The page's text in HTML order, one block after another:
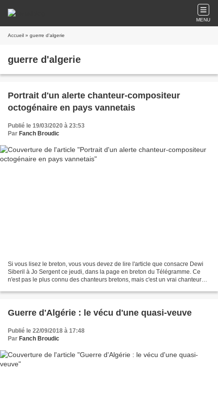
MENU
Accueil » guerre d'algerie
guerre d'algerie
Portrait d'un alerte chanteur-compositeur
octogénaire en pays vannetais
Publié le 19/03/2020 à 23:53
Par Fanch Broudic
Si vous lisez le breton, vous vous devez de lire l'article que consacre Dewi
Siberil à Jo Sergent ce jeudi, dans la page en breton du Télégramme. Ce
n'est pas le plus connu des chanteurs bretons, mais c'est un vrai chanteur
Guerre d'Algérie : le vécu d'une quasi-veuve
Publié le 22/09/2018 à 17:48
Par Fanch Broudic